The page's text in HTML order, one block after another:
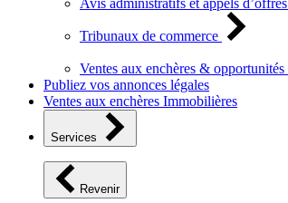
Avis administratifs et appels d’offres
Tribunaux de commerce
Ventes aux enchères & opportunités
Publiez vos annonces légales
Ventes aux enchères Immobilières
Services
Revenir